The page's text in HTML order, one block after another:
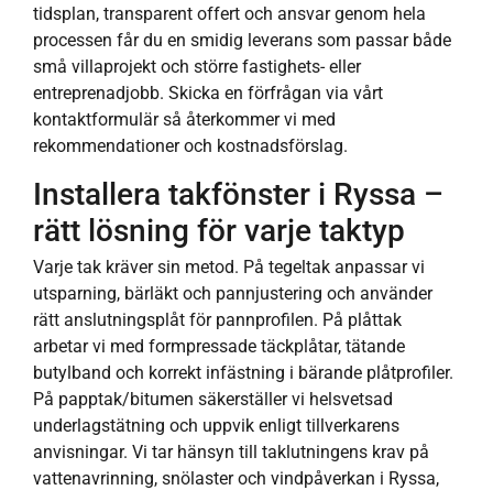
tidsplan, transparent offert och ansvar genom hela
processen får du en smidig leverans som passar både
små villaprojekt och större fastighets- eller
entreprenadjobb. Skicka en förfrågan via vårt
kontaktformulär så återkommer vi med
rekommendationer och kostnadsförslag.
Installera takfönster i Ryssa –
rätt lösning för varje taktyp
Varje tak kräver sin metod. På tegeltak anpassar vi
utsparning, bärläkt och pannjustering och använder
rätt anslutningsplåt för pannprofilen. På plåttak
arbetar vi med formpressade täckplåtar, tätande
butylband och korrekt infästning i bärande plåtprofiler.
På papptak/bitumen säkerställer vi helsvetsad
underlagstätning och uppvik enligt tillverkarens
anvisningar. Vi tar hänsyn till taklutningens krav på
vattenavrinning, snölaster och vindpåverkan i Ryssa,